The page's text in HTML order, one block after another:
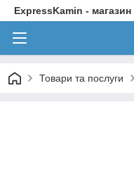
ExpressKamin -
Товари та послуги